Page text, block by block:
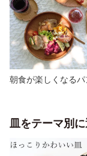
朝食が楽しくなるパ
皿をテーマ別